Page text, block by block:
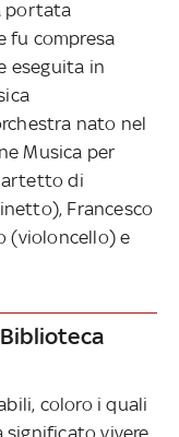
portata
fu compresa
eseguita in
nato nel
Musica per
di
Francesco
(violoncello) e
coloro i quali
vivere.